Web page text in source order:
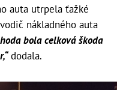
auta utrpela ťažké
nákladného auta
bola celková škoda
dodala.